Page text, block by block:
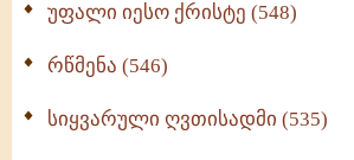
უფალი იესო ქრისტე (548)
რწმენა (546)
სიყვარული ღვთისადმი (535)